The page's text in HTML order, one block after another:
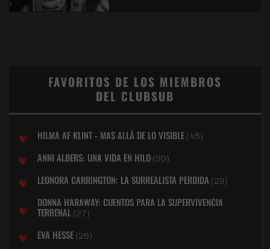
FAVORITOS DE LOS MIEMBROS
DEL CLUBSUB
HILMA AF KLINT - MAS ALLÁ DE LO VISIBLE (45)
ANNI ALBERS: UNA VIDA EN HILO (30)
LEONORA CARRINGTON: LA SURREALISTA PERDIDA (29)
DONNA HARAWAY: CUENTOS PARA LA SUPERVIVENCIA
TERRENAL (27)
EVA HESSE (26)